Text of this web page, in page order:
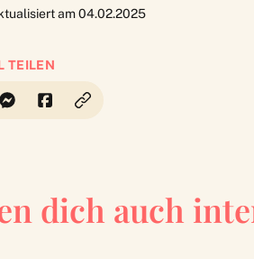
am 04.02.2025
TEILEN
dich auch